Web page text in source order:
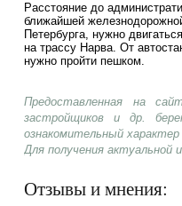
Расстояние до
ближайшей
Петербурга, нужно
на трассу Нарва. От
нужно пройти пешком.
Предоставленная на
застройщиков и др.
ознакомительный
Для получения
Отзывы и мнения: